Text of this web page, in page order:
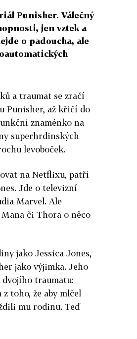
Punisher. Válečný
jen vztek a
o padoucha, ale
a traumat se zračí
Punisher, až křičí do
znaménko na
superhrdinských
levoboček.
na Netflixu, patří
Jde o televizní
Marvel. Ale
či Thora o něco
jako Jessica Jones,
jako výjimka. Jeho
dvojího traumatu:
toho, že aby mlčel
mu rodinu. Teď